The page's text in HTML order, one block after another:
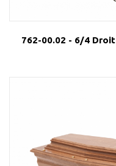
762-00.02 - 6/4 Droit